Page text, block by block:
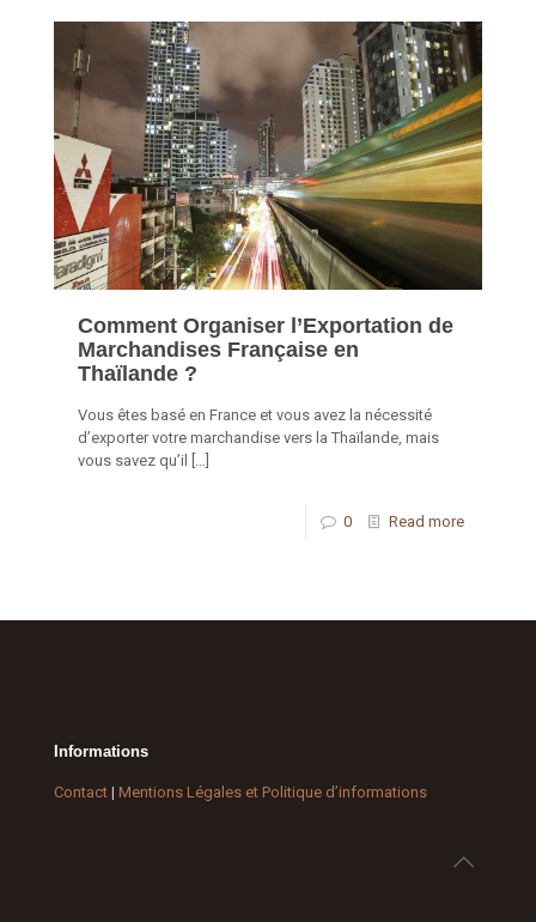
Comment Organiser l’Exportation de
Marchandises Française en
Thaïlande ?
Vous êtes basé en France et vous avez la nécessité
d’exporter votre marchandise vers la Thaïlande, mais
vous savez qu’il […]
0 Read more
Informations
Contact | Mentions Légales et Politique d’informations